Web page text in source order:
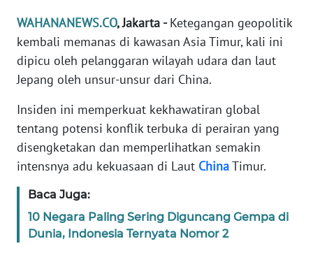
WAHANANEWS.CO, Jakarta -Ketegangan geopolitik
kembali memanas di kawasan Asia Timur, kali ini
dipicu oleh pelanggaran wilayah udara dan laut
Jepang oleh unsur-unsur dari China.
Insiden ini memperkuat kekhawatiran global
tentang potensi konflik terbuka di perairan yang
disengketakan dan memperlihatkan semakin
intensnya adu kekuasaan di Laut ChinaTimur.
Baca Juga:
10 Negara Paling Sering Diguncang Gempa di
Dunia, Indonesia Ternyata Nomor 2
Informasi
INDEKS
BERITA
KONTAK
KAMI
IKLAN
TENTANG